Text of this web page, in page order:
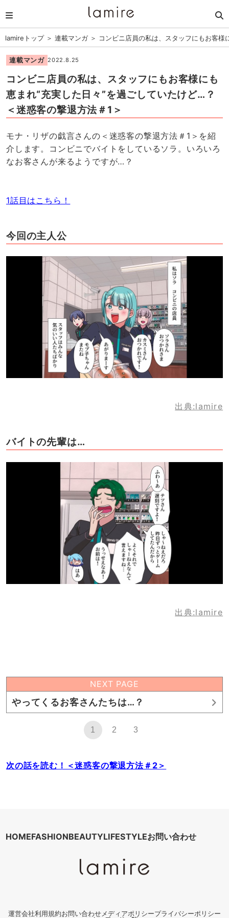
lamireトップ＞ 連載マンガ＞ コンビニ店員の私は、スタッフにもお客
連載マンガ 2022.8.25
コンビニ店員の私は、スタッフにもお客様にも
恵まれ“充実した日々”を過ごしていたけど…？
＜迷惑客の撃退方法＃1＞
モナ・リザの戯言さんの＜迷惑客の撃退方法＃1＞を紹
介します。コンビニでバイトをしているソラ。いろいろ
なお客さんが来るようですが…？
1話目はこちら！
今回の主人公
出典:lamire
バイトの先輩は…
出典:lamire
NEXT PAGE
やってくるお客さんたちは…？
1 2 3
次の話を読む！＜迷惑客の撃退方法＃2＞
HOMEFASHIONBEAUTYLIFESTYLEお問い合わせ
運営会社利用規約お問い合わせメディアポリシープライバシーポリシー